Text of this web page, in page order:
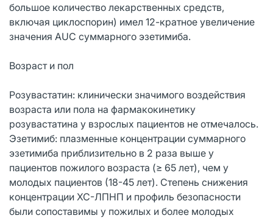
большое количество лекарственных средств,
включая циклоспорин) имел 12-кратное увеличение
значения AUC суммарного эзетимиба.
Возраст и пол
Розувастатин: клинически значимого воздействия
возраста или пола на фармакокинетику
розувастатина у взрослых пациентов не отмечалось.
Эзетимиб: плазменные концентрации суммарного
эзетимиба приблизительно в 2 раза выше у
пациентов пожилого возраста (≥ 65 лет), чем у
молодых пациентов (18-45 лет). Степень снижения
концентрации ХС-ЛПНП и профиль безопасности
были сопоставимы у пожилых и более молодых